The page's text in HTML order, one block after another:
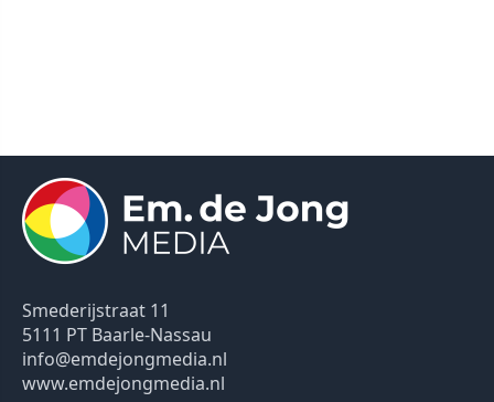
Smederijstraat 11
5111 PT Baarle-Nassau
info@emdejongmedia.nl
www.emdejongmedia.nl